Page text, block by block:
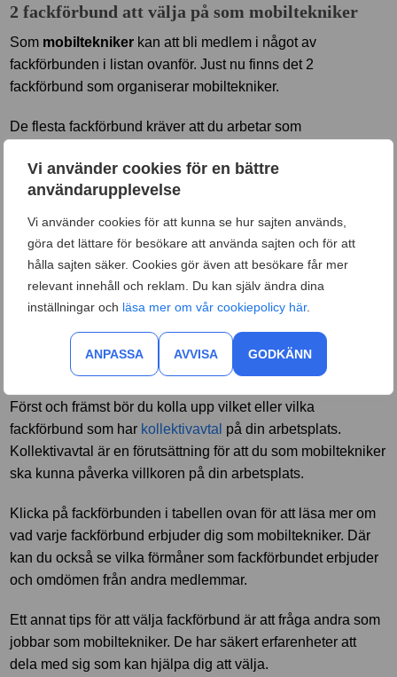
Vi använder cookies för en bättre
användarupplevelse
Vi använder cookies för att kunna se hur sajten används,
göra det lättare för besökare att använda sajten och för att
hålla sajten säker. Cookies gör även att besökare får mer
relevant innehåll och reklam. Du kan själv ändra dina
inställningar och läsa mer om vår cookiepolicy här.
ANPASSA AVVISA GODKÄNN
2 fackförbund att välja på som mobiltekniker
Som mobiltekniker kan att bli medlem i något av
fackförbunden i listan ovanför. Just nu finns det 2
fackförbund som organiserar mobiltekniker.
De flesta fackförbund kräver att du arbetar som
också bli medlem om du går en utbildning som är relevant
för att jobba som mobiltekniker, eller om du har en utbildning
sedan tidigare som uppfyller fackförbundets krav.
Tänk på att fackförbunden i tabellen endast är förslag på
vad som kan passa för dig som mobiltekniker. Du bör dock
alltid titta närmare på om du uppfyller fackförbundets
osäker på om du kan bli medlem.
Så väljer du rätt fack som mobiltekniker
Först och främst bör du kolla upp vilket eller vilka
fackförbund som har kollektivavtal på din arbetsplats.
Kollektivavtal är en förutsättning för att du som mobiltekniker
ska kunna påverka villkoren på din arbetsplats.
Klicka på fackförbunden i tabellen ovan för att läsa mer om
vad varje fackförbund erbjuder dig som mobiltekniker. Där
kan du också se vilka förmåner som fackförbundet erbjuder
och omdömen från andra medlemmar.
Ett annat tips för att välja fackförbund är att fråga andra som
jobbar som mobiltekniker. De har säkert erfarenheter att
dela med sig som kan hjälpa dig att välja.